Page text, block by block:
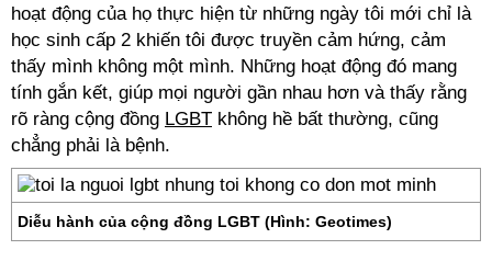
hoạt động của họ thực hiện từ những ngày tôi mới chỉ là
học sinh cấp 2 khiến tôi được truyền cảm hứng, cảm
thấy mình không một mình. Những hoạt động đó mang
tính gắn kết, giúp mọi người gần nhau hơn và thấy rằng
rõ ràng cộng đồng LGBT không hề bất thường, cũng
chẳng phải là bệnh.
Diễu hành của cộng đồng LGBT (Hình: Geotimes)